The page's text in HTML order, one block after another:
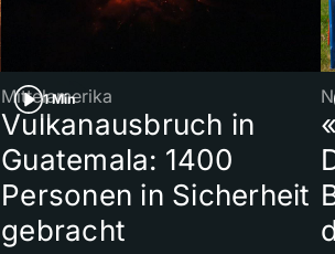
1 Min
Mittelamerika
Vulkanausbruch in
Guatemala: 1400
Personen in Sicherheit
gebracht